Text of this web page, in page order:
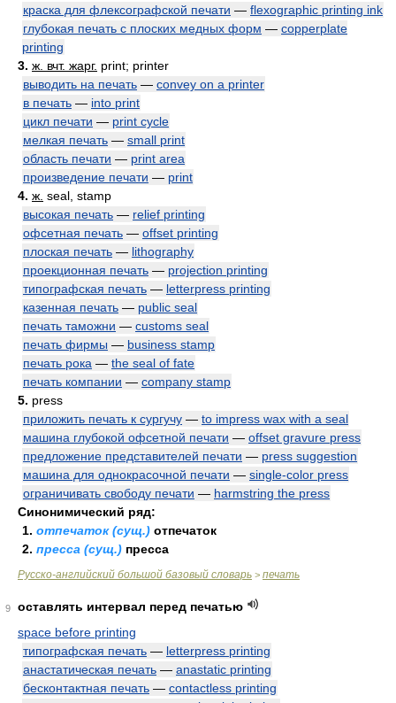
краска для флексографской печати — flexographic printing ink
глубокая печать с плоских медных форм — copperplate
printing
3. ж. вчт. жарг. print; printer
выводить на печать — convey on a printer
в печать — into print
цикл печати — print cycle
мелкая печать — small print
область печати — print area
произведение печати — print
4. ж. seal, stamp
высокая печать — relief printing
офсетная печать — offset printing
плоская печать — lithography
проекционная печать — projection printing
типографская печать — letterpress printing
казенная печать — public seal
печать таможни — customs seal
печать фирмы — business stamp
печать рока — the seal of fate
печать компании — company stamp
5. press
приложить печать к сургучу — to impress wax with a seal
машина глубокой офсетной печати — offset gravure press
предложение представителей печати — press suggestion
машина для однокрасочной печати — single-color press
ограничивать свободу печати — harmstring the press
Синонимический ряд:
1. отпечаток (сущ.) отпечаток
2. пресса (сущ.) пресса
Русско-английский большой базовый словарь > печать
9
оставлять интервал перед печатью
space before printing
типографская печать — letterpress printing
анастатическая печать — anastatic printing
бесконтактная печать — contactless printing